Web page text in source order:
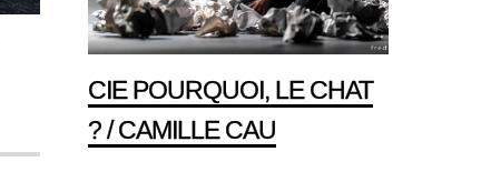
CIE POURQUOI, LE CHAT
? / CAMILLE CAU